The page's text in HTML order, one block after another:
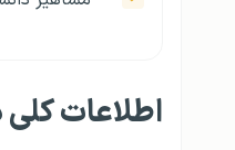
اطلاعات کلی